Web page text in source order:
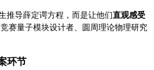
推导薛定谔方程，而是让他们直观感受
竞赛量子模块设计者、圆周理论物理研究
环节